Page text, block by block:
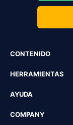
CONTENIDO
HERRAMIENTAS
AYUDA
COMPANY